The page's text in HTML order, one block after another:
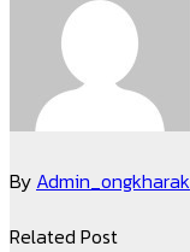
By Admin_ongkharak
Related Post